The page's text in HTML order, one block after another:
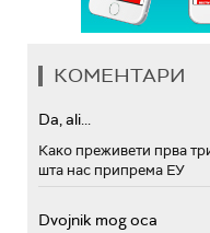
КОМЕНТАРИ
Da, ali...
Како преживети прва
шта нас припрема ЕУ
Dvojnik mog oca